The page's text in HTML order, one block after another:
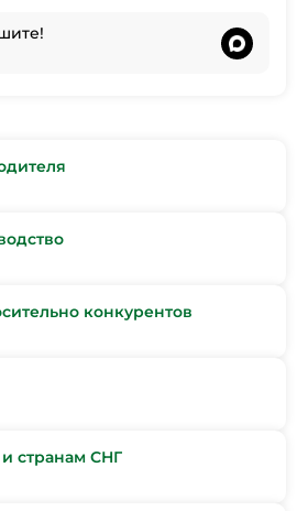
конкурентов
странам СНГ